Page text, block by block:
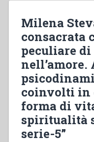
Milena
consacrata
peculiare di
nell’amore.
coinvolti in
forma di
spiritualità
serie-5”